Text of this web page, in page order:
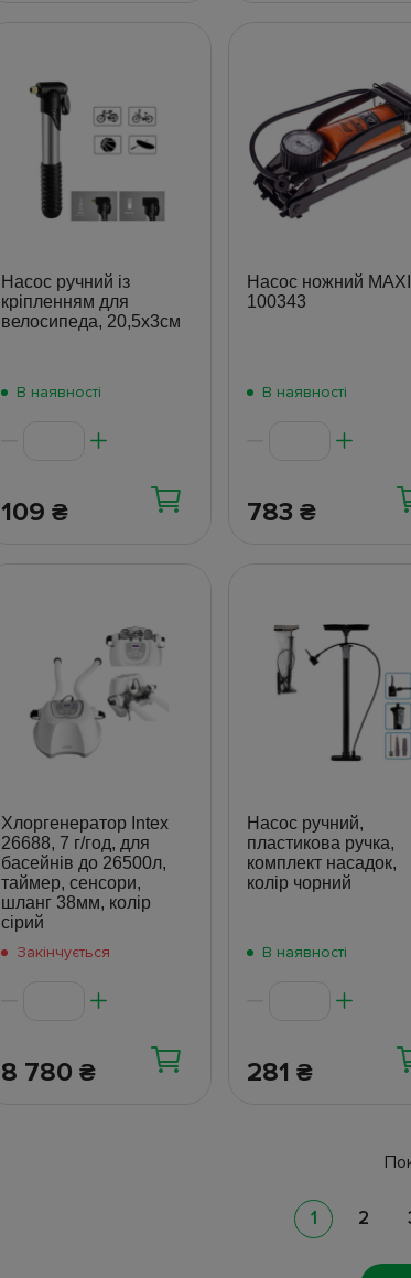
Насос ручний із
кріпленням для
велосипеда, 20,5х3см
В наявності
109 ₴
Насос ножний MAXI
100343
В наявності
783 ₴
Хлоргенератор Intex
26688, 7 г/год, для
басейнів до 26500л,
таймер, сенсори,
шланг 38мм, колір
сірий
Закінчується
8 780 ₴
Насос ручний,
пластикова ручка,
комплект насадок,
колір чорний
В наявності
281 ₴
1 2